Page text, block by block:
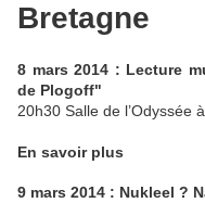
Bretagne
8 mars 2014 : Lecture
de Plogoff"
20h30 Salle de l’Odyssée
En savoir plus
9 mars 2014 : Nukleel ?